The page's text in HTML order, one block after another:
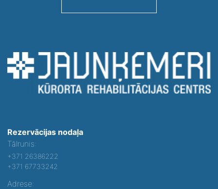
Rezervācijas nodaļa
Tālrunis:
+371 26386222
+371 67733242
Adrese: